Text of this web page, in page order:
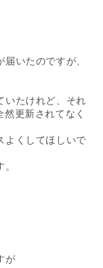
いたのですが、
いたけれど、それ
更新されてなく
よくしてほしいで
が